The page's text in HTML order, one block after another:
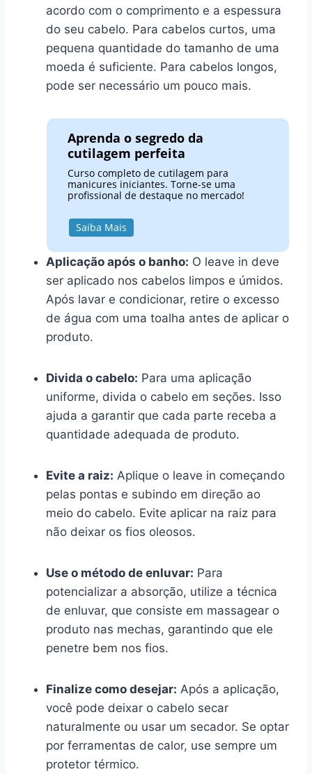
acordo com o comprimento e a espessura
do seu cabelo. Para cabelos curtos, uma
pequena quantidade do tamanho de uma
moeda é suficiente. Para cabelos longos,
pode ser necessário um pouco mais.
Aprenda o segredo da
cutilagem perfeita
Curso completo de cutilagem para
manicures iniciantes. Torne-se uma
profissional de destaque no mercado!
Saiba Mais
Aplicação após o banho: O leave in deve
ser aplicado nos cabelos limpos e úmidos.
Após lavar e condicionar, retire o excesso
de água com uma toalha antes de aplicar o
produto.
Divida o cabelo: Para uma aplicação
uniforme, divida o cabelo em seções. Isso
ajuda a garantir que cada parte receba a
quantidade adequada de produto.
Evite a raiz: Aplique o leave in começando
pelas pontas e subindo em direção ao
meio do cabelo. Evite aplicar na raiz para
não deixar os fios oleosos.
Use o método de enluvar: Para
potencializar a absorção, utilize a técnica
de enluvar, que consiste em massagear o
produto nas mechas, garantindo que ele
penetre bem nos fios.
Finalize como desejar: Após a aplicação,
você pode deixar o cabelo secar
naturalmente ou usar um secador. Se optar
por ferramentas de calor, use sempre um
protetor térmico.